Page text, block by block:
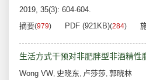
2019, 35(3): 604-604.
摘要(979) PDF (921KB)(284)
生活方式干预对非肥胖型非酒精性
Wong VW, 史晓东, 卢莎莎, 郭晓林